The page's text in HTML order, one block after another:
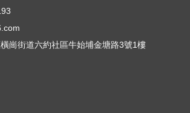
崗街道六約社區牛始埔金塘路3號1樓